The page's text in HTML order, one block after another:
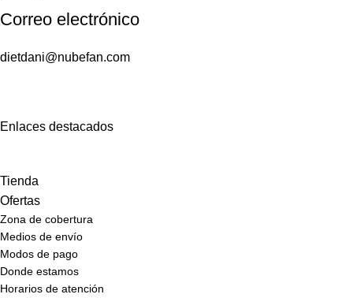
Correo electrónico
dietdani@nubefan.com
Enlaces destacados
Tienda
Ofertas
Zona de cobertura
Medios de envío
Modos de pago
Donde estamos
Horarios de atención